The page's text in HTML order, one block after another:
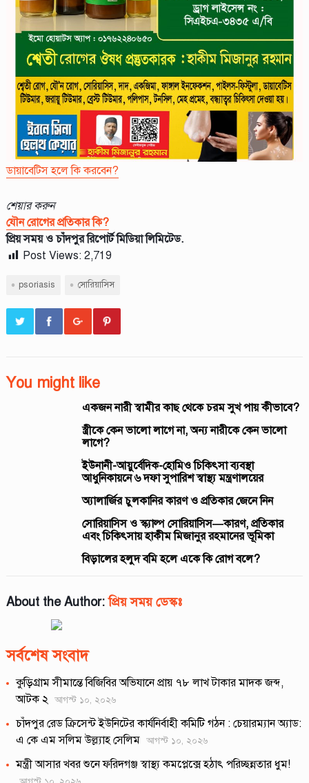
ডায়াবেট্সি হলে কি করবেন?
শেয়ার করুন
যৌন রোগের প্রতিকার কি?
প্রিয় সময় ও চাঁদপুর রিপোর্ট মিডিয়া লিমিটেড.
Post Views: 2,719
psoriasis সোরিয়াসিস
You might like
একজন নারী স্বামীর কাছ থেকে চরম সুখ পায় কীভাবে?
স্ত্রীকে কেন ভালো লাগে না, অন্য নারীকে কেন ভালো
লাগে?
ইউনানী-আয়ুর্বেদিক-হোমিও চিকিৎসা ব্যবস্থা
আধুনিকায়নে ৬ দফা সুপারিশ স্বাস্থ্য মন্ত্রণালয়ের
অ্যালার্জির চুলকানির কারণ ও প্রতিকার জেনে নিন
সোরিয়াসিস ও স্ক্যাল্প সোরিয়াসিস—কারণ, প্রতিকার
এবং চিকিৎসায় হাকীম মিজানুর রহমানের ভূমিকা
বিড়ালের হলুদ বমি হলে একে কি রোগ বলে?
About the Author:প্রিয় সময় ডেস্কঃ
সর্বশেষ সংবাদ
কুড়িগ্রাম সীমান্তে বিজিবির অভিযানে প্রায় ৭৮ লাখ টাকার মাদক জব্দ,
আটক ২ আগস্ট ১০, ২০২৬
চাঁদপুর রেড ক্রিসেন্ট ইউনিটের কার্যনির্বাহী কমিটি গঠন : চেয়ারম্যান অ্যাড:
এ কে এম সলিম উল্ল্যাহ সেলিম আগস্ট ১০, ২০২৬
মন্ত্রী আসার খবর শুনে ফরিদগঞ্জ স্বাস্থ্য কমপ্লেক্সে হঠাৎ পরিচ্ছন্নতার ধুম!